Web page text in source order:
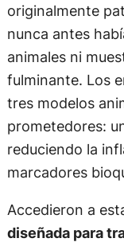
originalmente
nunca antes
animales ni
fulminante. Los
tres modelos
prometedores:
reduciendo la
marcadores
Accedieron a
diseñada para